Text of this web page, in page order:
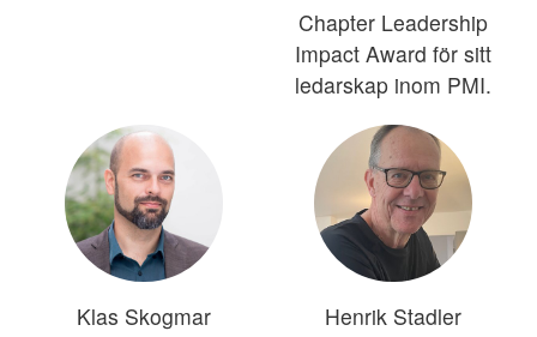
Chapter Leadership
Impact Award för sitt
ledarskap inom PMI.
Klas Skogmar
Henrik Stadler